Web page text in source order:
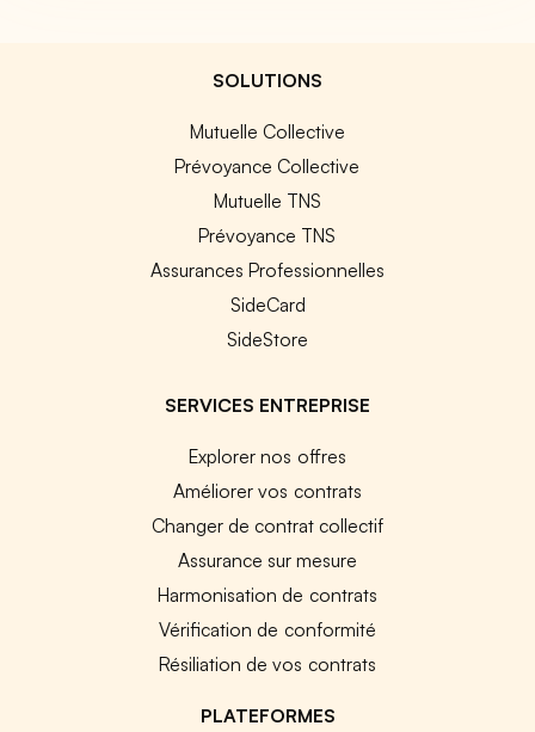
SOLUTIONS
Mutuelle Collective
Prévoyance Collective
Mutuelle TNS
Prévoyance TNS
Assurances Professionnelles
SideCard
SideStore
SERVICES ENTREPRISE
Explorer nos offres
Améliorer vos contrats
Changer de contrat collectif
Assurance sur mesure
Harmonisation de contrats
Vérification de conformité
Résiliation de vos contrats
PLATEFORMES